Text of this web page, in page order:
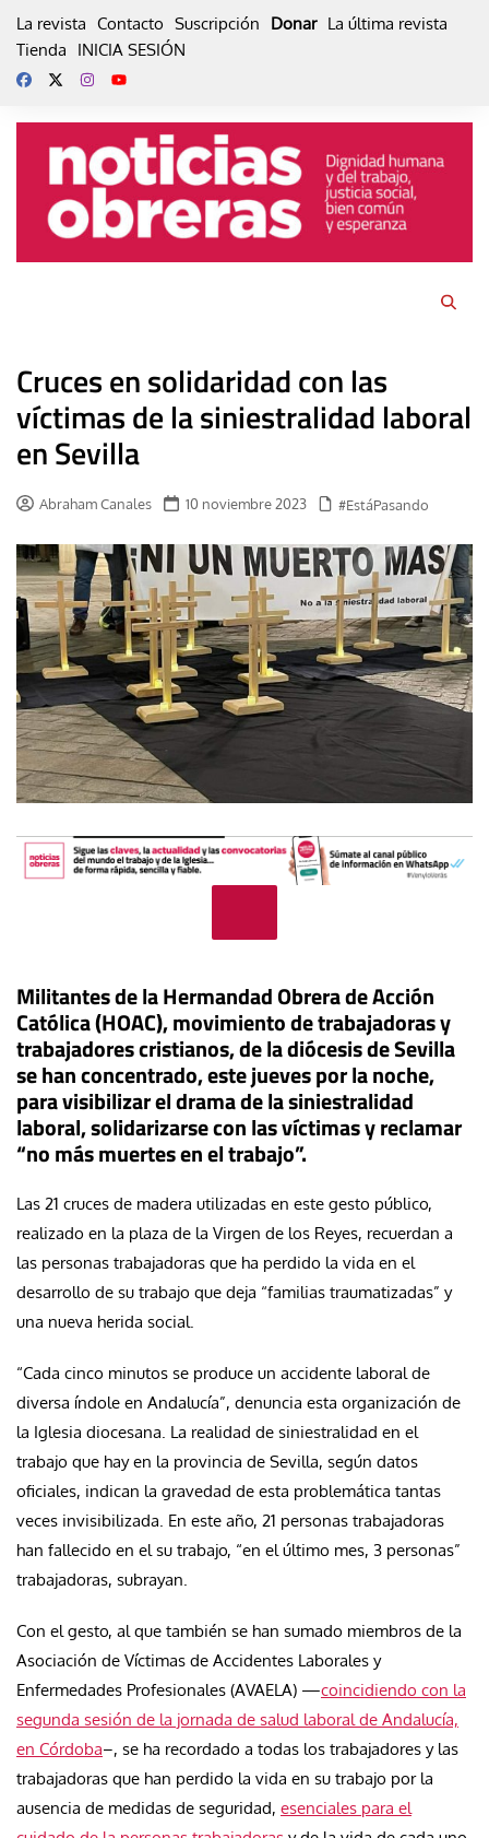
La revista Contacto Suscripción Donar La última revista
Tienda
INICIA SESIÓN
Cruces en solidaridad con las
víctimas de la siniestralidad laboral
en Sevilla
Abraham Canales 10 noviembre 2023 #EstáPasando
Militantes de la Hermandad Obrera de Acción
Católica (HOAC), movimiento de trabajadoras y
trabajadores cristianos, de la diócesis de Sevilla
se han concentrado, este jueves por la noche,
para visibilizar el drama de la siniestralidad
laboral, solidarizarse con las víctimas y reclamar
“no más muertes en el trabajo”.
Las 21 cruces de madera utilizadas en este gesto público,
realizado en la plaza de la Virgen de los Reyes, recuerdan a
las personas trabajadoras que ha perdido la vida en el
desarrollo de su trabajo que deja “familias traumatizadas” y
una nueva herida social.
“Cada cinco minutos se produce un accidente laboral de
diversa índole en Andalucía”, denuncia esta organización de
la Iglesia diocesana. La realidad de siniestralidad en el
trabajo que hay en la provincia de Sevilla, según datos
oficiales, indican la gravedad de esta problemática tantas
veces invisibilizada. En este año, 21 personas trabajadoras
han fallecido en el su trabajo, “en el último mes, 3 personas”
trabajadoras, subrayan.
Con el gesto, al que también se han sumado miembros de la
Asociación de Víctimas de Accidentes Laborales y
Enfermedades Profesionales (AVAELA) —coincidiendo con la
segunda sesión de la jornada de salud laboral de Andalucía,
en Córdoba–, se ha recordado a todas los trabajadores y las
trabajadoras que han perdido la vida en su trabajo por la
ausencia de medidas de seguridad, esenciales para el